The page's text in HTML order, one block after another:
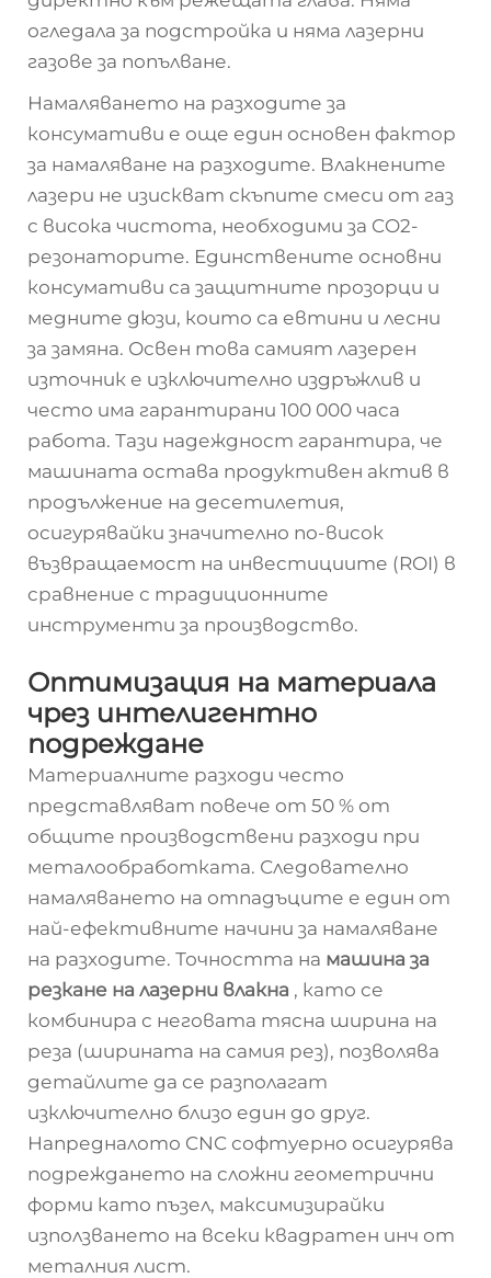
огледала за подстройка и няма лазерни
газове за попълване.
Намаляването на разходите за
консумативи е още един основен фактор
за намаляване на разходите. Влакнените
лазери не изискват скъпите смеси от газ
с висока чистота, необходими за CO2-
резонаторите. Единствените основни
консумативи са защитните прозорци и
медните дюзи, които са евтини и лесни
за замяна. Освен това самият лазерен
източник е изключително издръжлив и
често има гарантирани 100 000 часа
работа. Тази надеждност гарантира, че
машината остава продуктивен актив в
продължение на десетилетия,
осигурявайки значително по-висок
възвращаемост на инвестициите (ROI) в
сравнение с традиционните
инструменти за производство.
Оптимизация на материала
чрез интелигентно
подреждане
Материалните разходи често
представляват повече от 50 % от
общите производствени разходи при
металообработката. Следователно
намаляването на отпадъците е един от
най-ефективните начини за намаляване
на разходите. Точността на машина за
резкане на лазерни влакна , като се
комбинира с неговата тясна ширина на
реза (ширината на самия рез), позволява
детайлите да се разполагат
изключително близо един до друг.
Напредналото CNC софтуерно осигурява
подреждането на сложни геометрични
форми като пъзел, максимизирайки
използването на всеки квадратен инч от
металния лист.